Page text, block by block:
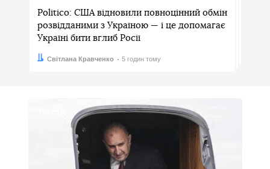
Politico: США відновили повноцінний обмін
розвідданими з Україною — і це допомагає
Україні бити вглиб Росії
Автор:
Світлана Кравченко
Дата: 5 годин тому